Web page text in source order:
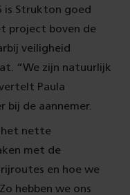
is Strukton goed
project boven de
veiligheid
“We zijn natuurlijk
Paula
bij de aannemer.
het nette
met de
en hoe we
hebben we ons